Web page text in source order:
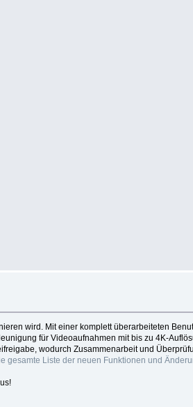
wird. Mit einer komplett überarbeiteten
für Videoaufnahmen mit bis zu 4K-
wodurch Zusammenarbeit und
gesamte Liste der neuen Funktionen und